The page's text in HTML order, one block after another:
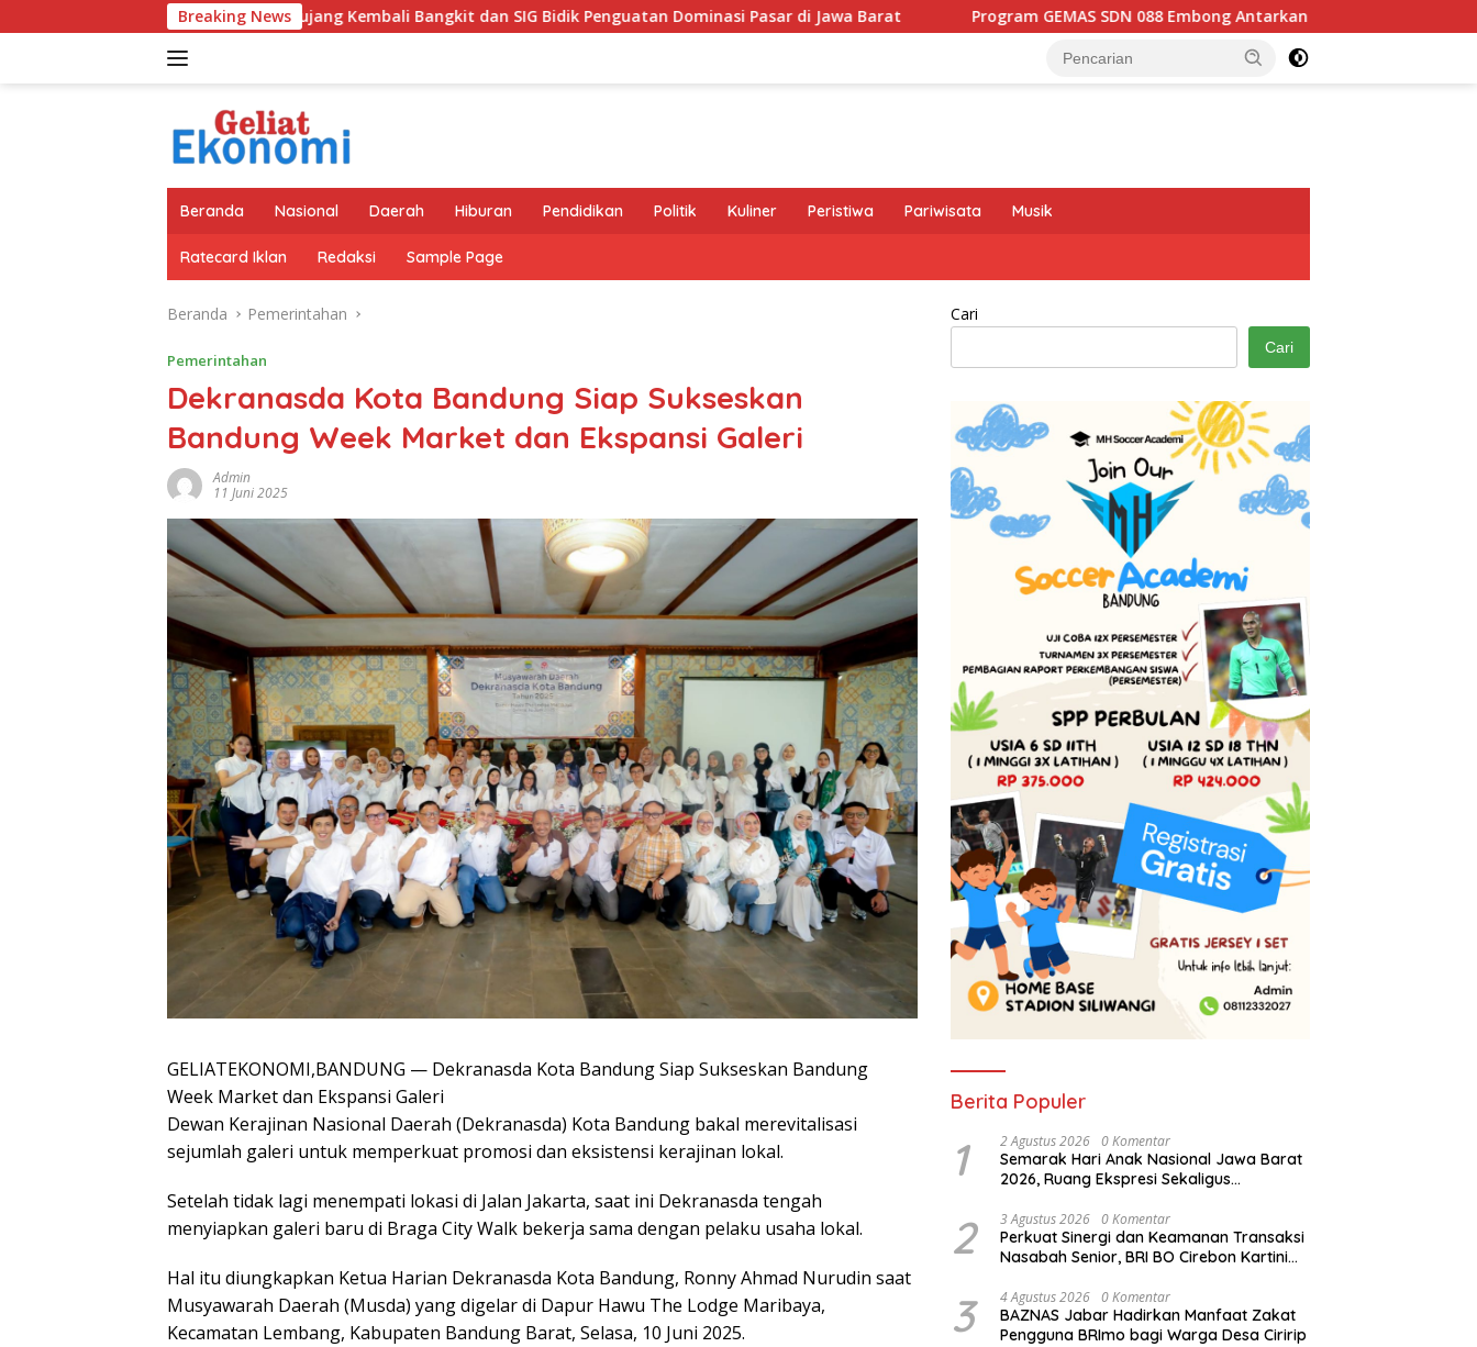
ke
Breaking News
Semen Kujang Kembali Bangkit dan SIG Bidik Penguatan Dominasi Pasar di Jawa Barat Program GEMAS SDN 088 Embong Antarkan Kepala Sekolah Menuju Ajang ASN
Beranda Nasional Daerah Hiburan Pendidikan Politik Kuliner Peristiwa Pariwisata Musik
Ratecard Iklan Redaksi Sample Page
Beranda Pemerintahan
Pemerintahan
Dekranasda Kota Bandung Siap Sukseskan
Bandung Week Market dan Ekspansi Galeri
Admin
11 Juni 2025
GELIATEKONOMI,BANDUNG — Dekranasda Kota Bandung Siap Sukseskan Bandung
Week Market dan Ekspansi Galeri
Dewan Kerajinan Nasional Daerah (Dekranasda) Kota Bandung bakal merevitalisasi
sejumlah galeri untuk memperkuat promosi dan eksistensi kerajinan lokal.
Setelah tidak lagi menempati lokasi di Jalan Jakarta, saat ini Dekranasda tengah
menyiapkan galeri baru di Braga City Walk bekerja sama dengan pelaku usaha lokal.
Hal itu diungkapkan Ketua Harian Dekranasda Kota Bandung, Ronny Ahmad Nurudin saat
Musyawarah Daerah (Musda) yang digelar di Dapur Hawu The Lodge Maribaya,
Kecamatan Lembang, Kabupaten Bandung Barat, Selasa, 10 Juni 2025.
Cari
Cari
Berita Populer
1 2 Agustus 2026 0 Komentar
Semarak Hari Anak Nasional Jawa Barat
2026, Ruang Ekspresi Sekaligus
2 3 Agustus 2026 0 Komentar
Perkuat Sinergi dan Keamanan Transaksi
Nasabah Senior, BRI BO Cirebon Kartini
3 4 Agustus 2026 0 Komentar
BAZNAS Jabar Hadirkan Manfaat Zakat
Pengguna BRImo bagi Warga Desa Ciririp